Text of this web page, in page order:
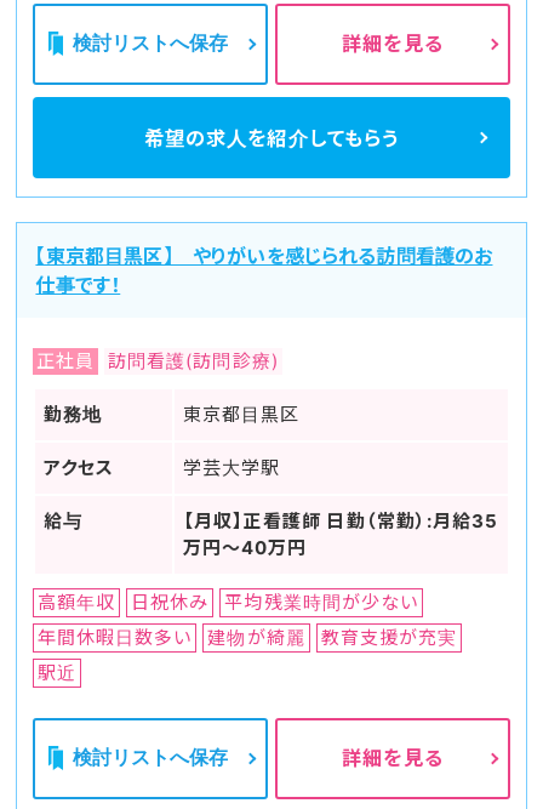
検討リストへ保存 詳細を見る
希望の求人を紹介してもらう
【東京都目黒区】 やりがいを感じられる訪問看護のお
仕事です！
正社員 訪問看護(訪問診療)
勤務地 東京都目黒区
アクセス 学芸大学駅
給与
【月収】正看護師 日勤（常勤）:月給35
万円～40万円
高額年収 日祝休み
平均残業時間が少ない
年間休暇日数多い
建物が綺麗
教育支援が充実
駅近
検討リストへ保存 詳細を見る